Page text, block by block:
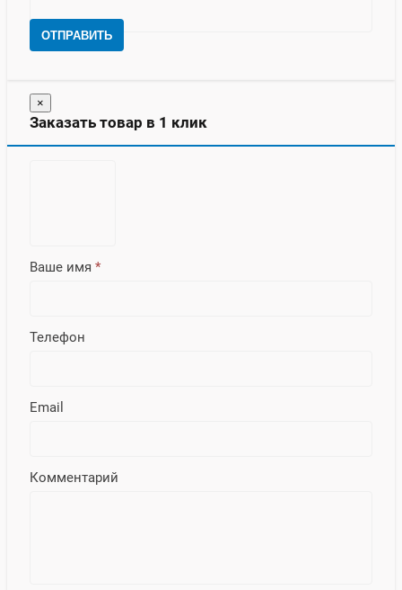
ОТПРАВИТЬ
×
Заказать товар в 1 клик
Ваше имя *
Телефон
Email
Комментарий